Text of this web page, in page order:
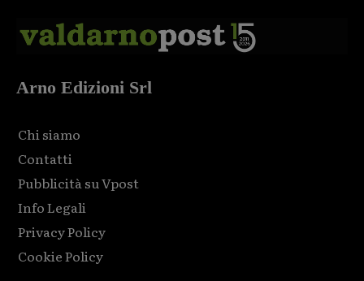
Arno Edizioni Srl
Chi siamo
Contatti
Pubblicità su Vpost
Info Legali
Privacy Policy
Cookie Policy